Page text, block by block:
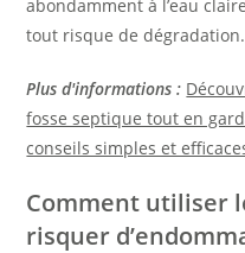
abondamment à l’eau
tout risque de dégradation.
Plus d'informations :
fosse septique tout en
conseils simples et
Comment utiliser
risquer